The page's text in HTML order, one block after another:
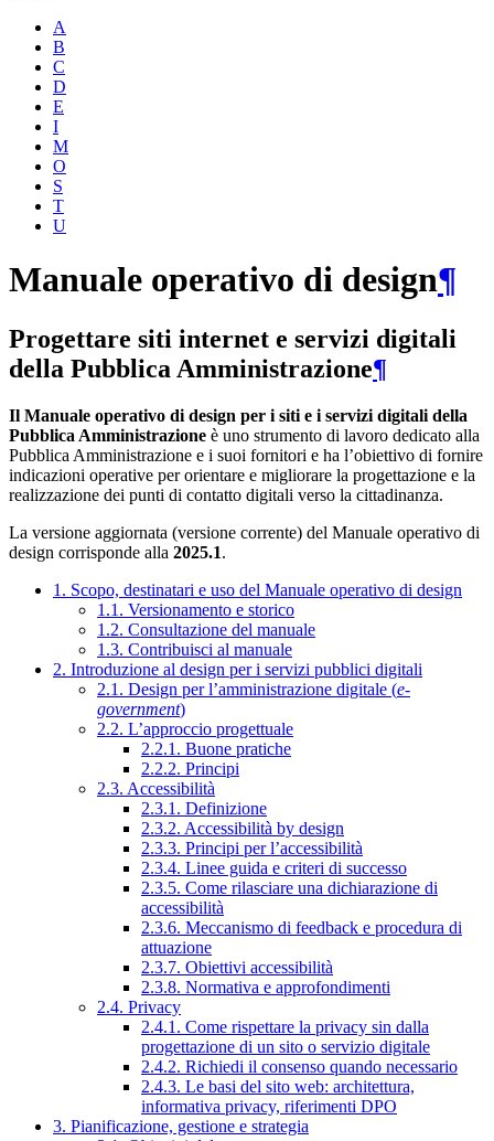
A
B
C
D
E
I
M
O
S
T
U
Manuale operativo di design¶
Progettare siti internet e servizi digitali
della Pubblica Amministrazione¶
Il Manuale operativo di design per i siti e i servizi digitali della
Pubblica Amministrazione è uno strumento di lavoro dedicato alla
Pubblica Amministrazione e i suoi fornitori e ha l’obiettivo di fornire
indicazioni operative per orientare e migliorare la progettazione e la
realizzazione dei punti di contatto digitali verso la cittadinanza.
La versione aggiornata (versione corrente) del Manuale operativo di
design corrisponde alla 2025.1.
1. Scopo, destinatari e uso del Manuale operativo di design
1.1. Versionamento e storico
1.2. Consultazione del manuale
1.3. Contribuisci al manuale
2. Introduzione al design per i servizi pubblici digitali
2.1. Design per l’amministrazione digitale (e-
government)
2.2. L’approccio progettuale
2.2.1. Buone pratiche
2.2.2. Principi
2.3. Accessibilità
2.3.1. Definizione
2.3.2. Accessibilità by design
2.3.3. Principi per l’accessibilità
2.3.4. Linee guida e criteri di successo
2.3.5. Come rilasciare una dichiarazione di
accessibilità
2.3.6. Meccanismo di feedback e procedura di
attuazione
2.3.7. Obiettivi accessibilità
2.3.8. Normativa e approfondimenti
2.4. Privacy
2.4.1. Come rispettare la privacy sin dalla
progettazione di un sito o servizio digitale
2.4.2. Richiedi il consenso quando necessario
2.4.3. Le basi del sito web: architettura,
informativa privacy, riferimenti DPO
3. Pianificazione, gestione e strategia